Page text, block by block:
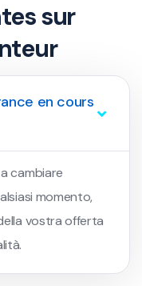
sur
en cours
cambiare
momento,
vostra offerta